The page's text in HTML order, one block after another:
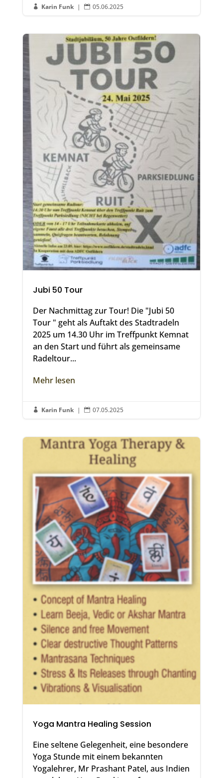
 Karin Funk |  05.06.2025
Jubi 50 Tour
Der Nachmittag zur Tour! Die "Jubi 50
Tour " geht als Auftakt des Stadtradeln
2025 um 14.30 Uhr im Treffpunkt Kemnat
an den Start und führt als gemeinsame
Radeltour...
Mehr lesen
 Karin Funk |  07.05.2025
Yoga Mantra Healing Session
Eine seltene Gelegenheit, eine besondere
Yoga Stunde mit einem bekannten
Yogalehrer, Mr Prashant Patel, aus Indien